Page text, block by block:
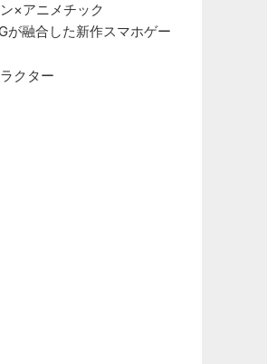
×アニメチック
が融合した新作スマホゲー
クター